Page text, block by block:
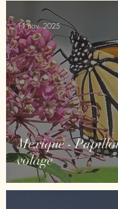
Mexique -
volage
11 nov. 2025